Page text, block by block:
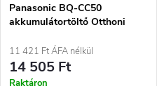
Panasonic BQ-CC50
akkumulátortöltő Otthoni
11 421 Ft ÁFA nélkül
14 505 Ft
Raktáron